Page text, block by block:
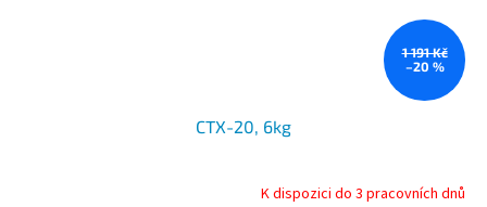
1 191 Kč
–20 %
CTX-20, 6kg
K dispozici do 3 pracovních dnů